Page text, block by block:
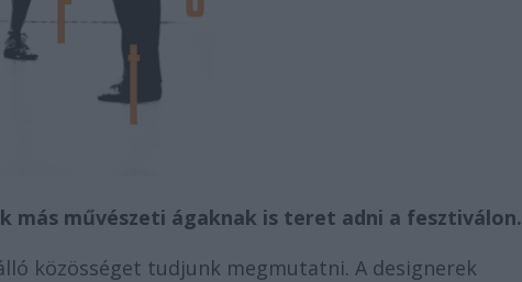
más művészeti ágaknak is teret adni a fesztiválon.
közösséget tudjunk megmutatni. A designerek